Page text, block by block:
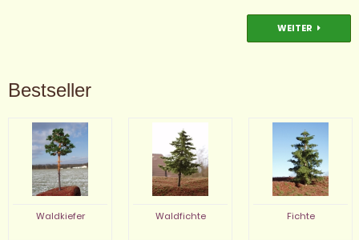
WEITER
Bestseller
Waldkiefer Waldfichte Fichte